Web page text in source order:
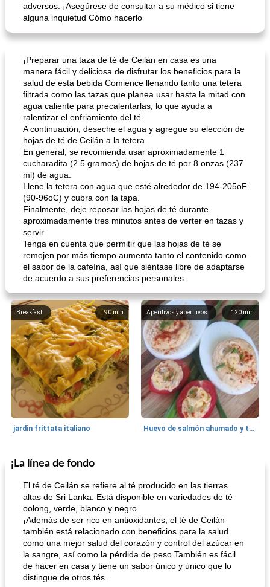
adversos. ¡Asegúrese de consultar a su médico si tiene
alguna inquietud Cómo hacerlo
¡Preparar una taza de té de Ceilán en casa es una
manera fácil y deliciosa de disfrutar los beneficios para la
salud de esta bebida Comience llenando tanto una tetera
filtrada como las tazas que planea usar hasta la mitad con
agua caliente para precalentarlas, lo que ayuda a
ralentizar el enfriamiento del té.
A continuación, deseche el agua y agregue su elección de
hojas de té de Ceilán a la tetera.
En general, se recomienda usar aproximadamente 1
cucharadita (2.5 gramos) de hojas de té por 8 onzas (237
ml) de agua.
Llene la tetera con agua que esté alrededor de 194-205oF
(90-96oC) y cubra con la tapa.
Finalmente, deje reposar las hojas de té durante
aproximadamente tres minutos antes de verter en tazas y
servir.
Tenga en cuenta que permitir que las hojas de té se
remojen por más tiempo aumenta tanto el contenido como
el sabor de la cafeína, así que siéntase libre de adaptarse
de acuerdo a sus preferencias personales.
90 min
Breakfast
jardin frittata italiano
120 min
Aperitivos y aperitivos
Huevo de salmón ahumado y tomates rellenos.
Bebidas
¡La línea de fondo
El té de Ceilán se refiere al té producido en las tierras
altas de Sri Lanka. Está disponible en variedades de té
oolong, verde, blanco y negro.
¡Además de ser rico en antioxidantes, el té de Ceilán
también está relacionado con beneficios para la salud
como una mejor salud del corazón y control del azúcar en
la sangre, así como la pérdida de peso También es fácil
de hacer en casa y tiene un sabor único y único que lo
distingue de otros tés.